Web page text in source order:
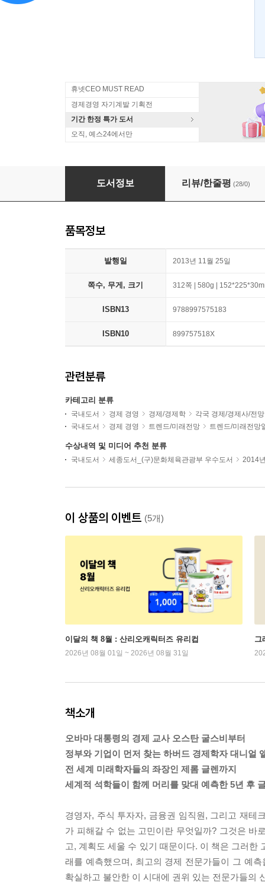
휴넷CEO MUST READ
경제경영 자기계발 기획전
기간 한정 특가 도서
오직, 예스24에서만
앞으로 5년 결정적 미래
도서정보 리뷰/한줄평 (28/0)
품목정보
발행일 2013년 11월 25일
쪽수, 무게, 크기 312쪽 | 580g |
ISBN13 9788997575183
ISBN10 899757518X
관련분류
카테고리 분류
국내도서 경제 경영 경제/경제학
각국 경제/경제사/전망
국내도서
경제 경영 트렌드/미래전망 트렌드/미래전망
수상내역 및 미디어 추천 분류
국내도서 세종도서_(구)문화체육관광부 우수도서 2014
이 상품의 이벤트 (5개)
이달의 책 8월 : 산리오캐릭터즈 유리컵
2026년 08월 01일 ~ 2026년 08월 31일
그
책소개
오바마 대통령의 경제 교사 오스탄 굴스비부터
정부와 기업이 먼저 찾는 하버드 경제학자 대니얼
전 세계 미래학자들의 좌장인 제롬 글렌까지
세계적 석학들이 함께 머리를 맞대 예측한 5년 후
경영자, 주식 투자자, 금융권 임직원, 그리고 재테
가 피해갈 수 없는 고민이란 무엇일까? 그것은 바
고, 계획도 세울 수 있기 때문이다. 이 책은 그러한
래를 예측했으며, 최고의 경제 전문가들이 그 예
확실하고 불안한 이 시대에 권위 있는 전문가들의